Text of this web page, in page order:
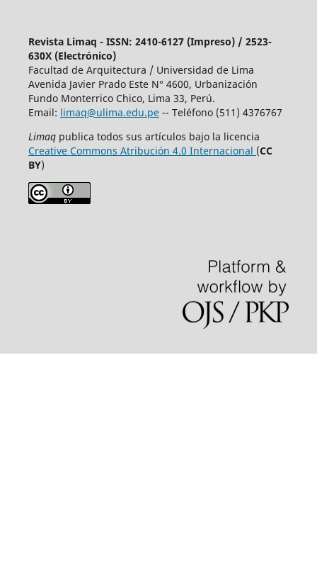
Revista Limaq - ISSN: 2410-6127 (Impreso) / 2523-
630X (Electrónico)
Facultad de Arquitectura / Universidad de Lima
Avenida Javier Prado Este N° 4600, Urbanización
Fundo Monterrico Chico, Lima 33, Perú.
Email: limaq@ulima.edu.pe-- Teléfono (511) 4376767
Limaq publica todos sus artículos bajo la licencia
Creative Commons Atribución 4.0 Internacional (CC
BY)